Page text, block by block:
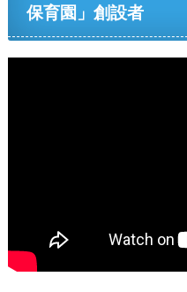
保育園」創設者